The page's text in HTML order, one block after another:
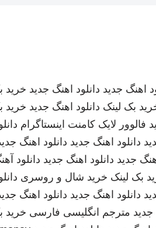
اهنگ جدید دانلود اهنگ جدید خرید
بک لینک دانلود اهنگ جدید خرید
فالوور لایک کامنت اینستاگرام
دانلود اهنگ جدید دانلود اهنگ
جدید دانلود اهنگ جدید دانلود
بک لینک خرید شال و روسری
دانلود اهنگ جدید دانلود اهنگ
جدید مترجم انگلیسی فارسی خرید